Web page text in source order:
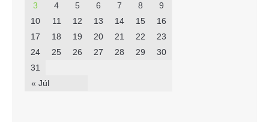
« Júl
3
4 5 6 7 8
9
10
11 12 13 14 15
16
17
18 19 20 21 22
23
24
25 26 27 28 29
30
31